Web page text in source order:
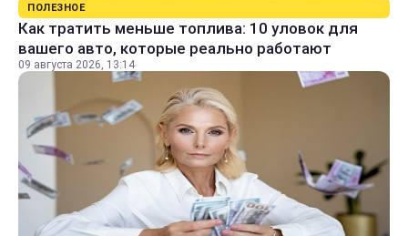
ПОЛЕЗНОЕ
Как тратить меньше топлива: 10 уловок для
вашего авто, которые реально работают
09 августа 2026, 13:14